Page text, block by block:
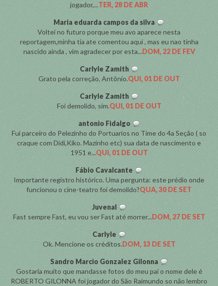
jogador,...TER, 28 DE ABR
Maria eduarda campos da silva
Voltei no futuro porque meu avo aparece nesta
reportagem,minha tia ate comentou aqui , mas eu nao tinha
nascido ainda , vim agradecer por esta...DOM, 22 DE FEV
Carlyle Zamith
Grato pela correção, Antônio.QUI, 01 DE OUT
Carlyle Zamith
Foi demolido, sim.QUI, 01 DE OUT
antonio Fidalgo
Fui parceiro do Pelezinho do Portuarios no Time do 4a Seção ( so
craque com Didi,Kiko. Mazinho etc) sua data de nascimento e
1951 e...QUI, 01 DE OUT
Fábio Cavalcante
Importante registro histórico. Uma pergunta: este prédio onde
funcionou o cine-teatro foi demolido?QUA, 30 DE SET
Juvenal
Fast sempre Fast, eu vou ser Fast até morrer...DOM, 27 DE SET
Carlyle
Ok. Mencione os créditos.DOM, 13 DE SET
Sandro Marcio Gonzalez Gilonna
Gostaria muito que mandasse fotos do meu pai o nome dele é
ROBERTO GILONNA foi jogador do São Raimundo so não lembro